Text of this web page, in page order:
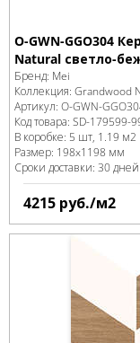
O-GWN-GGO304
Natural светло-
Бренд: Mei
Коллекция: Grandwood
Артикул: O-GWN-
Код товара: SD-179599-
В коробке: 5 шт, 1.19 м2
Размер: 198x1198 мм
Сроки доставки: 30 дней
4215 руб./м2